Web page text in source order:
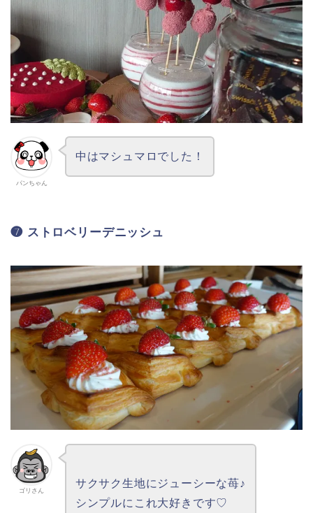
パンちゃん
中はマシュマロでした！
❼ ストロベリーデニッシュ
ゴリさん
サクサク生地にジューシーな苺♪
シンプルにこれ大好きです♡